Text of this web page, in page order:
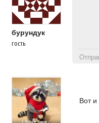
бурундук
гость
Вот